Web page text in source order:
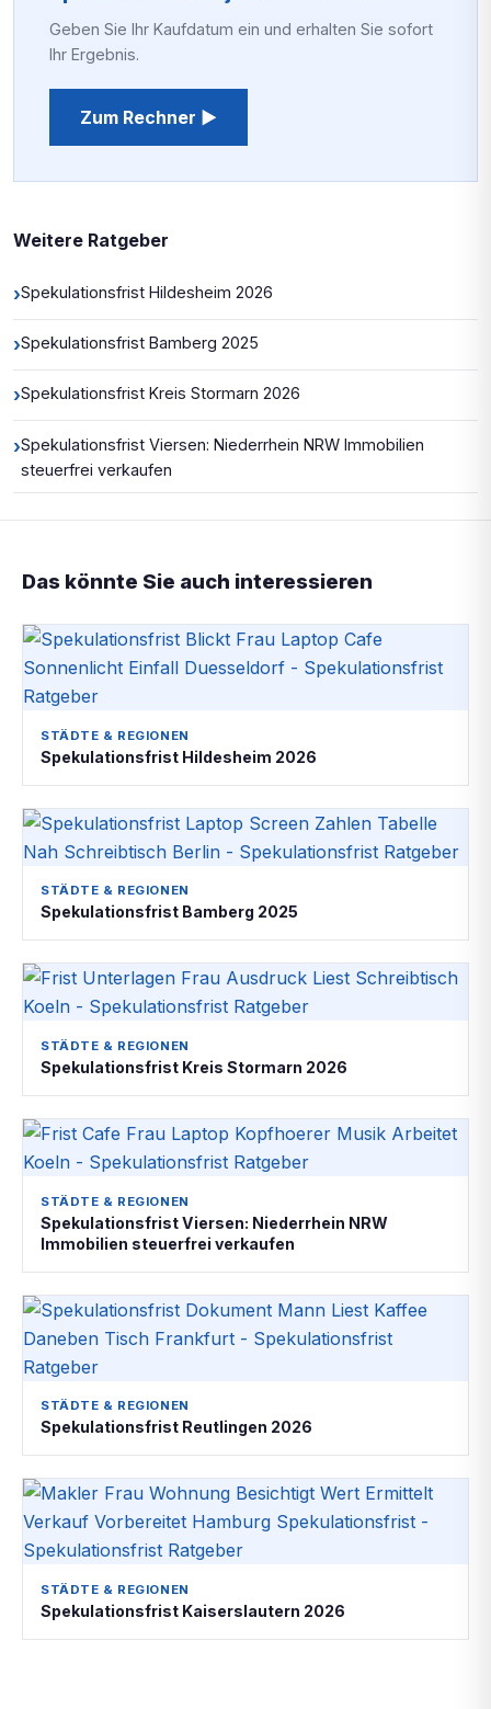
Geben Sie Ihr Kaufdatum ein und erhalten Sie sofort
Ihr Ergebnis.
Zum Rechner ▶
Weitere Ratgeber
›Spekulationsfrist Hildesheim 2026
›Spekulationsfrist Bamberg 2025
›Spekulationsfrist Kreis Stormarn 2026
›Spekulationsfrist Viersen: Niederrhein NRW Immobilien
steuerfrei verkaufen
Das könnte Sie auch interessieren
STÄDTE & REGIONEN
Spekulationsfrist Hildesheim 2026
STÄDTE & REGIONEN
Spekulationsfrist Bamberg 2025
STÄDTE & REGIONEN
Spekulationsfrist Kreis Stormarn 2026
STÄDTE & REGIONEN
Spekulationsfrist Viersen: Niederrhein NRW
Immobilien steuerfrei verkaufen
STÄDTE & REGIONEN
Spekulationsfrist Reutlingen 2026
STÄDTE & REGIONEN
Spekulationsfrist Kaiserslautern 2026